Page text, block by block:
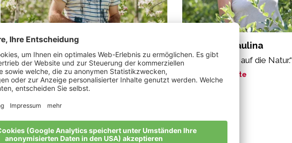
Pircher Walter
„Wir schaffen die besten Voraussetzungen
für eine bunte Vielfalt von Flora und Fauna.“
Meine Geschichte
Tappeiner Paulina
“Ich setze alles auf die Natur.“
Meine Geschichte
Alle Bio-Bauern im Überblick